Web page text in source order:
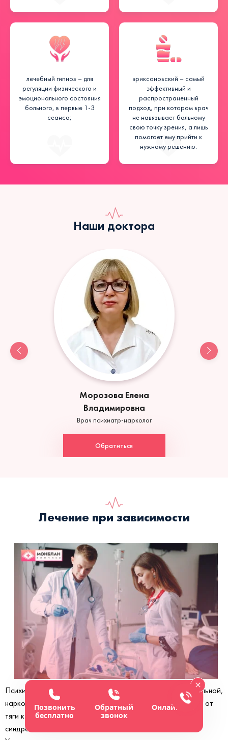
лечебный гипноз – для
регуляции физического и
эмоционального состояния
больного, в первые 1-3
сеанса;
эриксоновский – самый
эффективный и
распространенный
подход, при котором врач
не навязывает больному
свою точку зрения, а лишь
помогает ему прийти к
нужному решению.
Наши доктора
Морозова Елена
Владимировна
Врач психиатр-нарколог
Обратиться
Лечение при зависимости
Психическое расстройство может возникнуть при алкогольной,
наркотической зависимости. Тогда требуется избавиться от
тяги к алкоголю или наркотикам. Без этого бороться с
синдромом бесполезно.
Позвонить
бесплатно
Обратный
звонок
Онлайн-чат